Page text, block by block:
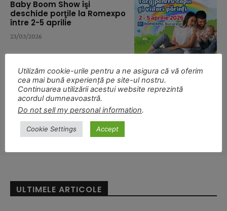
Baby Boom Show îşi
deschide porţile la Romexpo
între 2-5 aprilie
23/03/2026
Post-Partum
Al patrulea trimestru: planul
de îngrijire post partum în
primele 8 săptămâni și
medical
ULTIMELE ARTICOLE
Utilizăm cookie-urile pentru a ne asigura că vă oferim
cea mai bună experiență pe site-ul nostru.
Continuarea utilizării acestui website reprezintă
acordul dumneavoastră.
Do not sell my personal information.
Cookie Settings Accept